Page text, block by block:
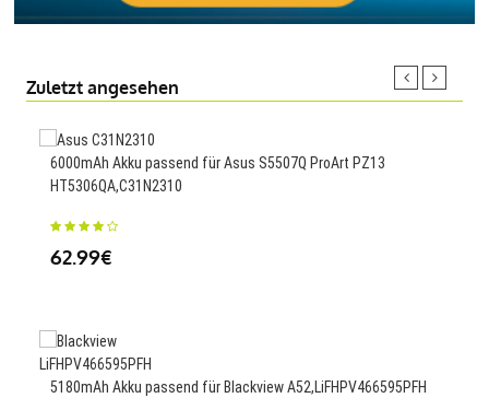
Zuletzt angesehen
6000mAh Akku passend für Asus S5507Q ProArt PZ13
HT5306QA,C31N2310
62.99€
5180mAh Akku passend für Blackview A52,LiFHPV466595PFH